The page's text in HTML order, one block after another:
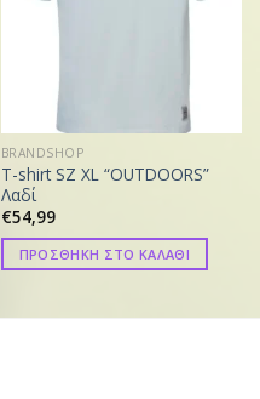
BRANDSHOP
T-shirt SZ XL “OUTDOORS”
Λαδί
€54,99
ΠΡΟΣΘΗΚΗ ΣΤΟ ΚΑΛΑΘΙ